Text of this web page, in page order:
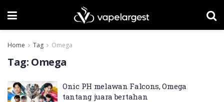
Home Tag Omega
Tag: Omega
Onic PH melawan Falcons, Omega
tantang juara bertahan